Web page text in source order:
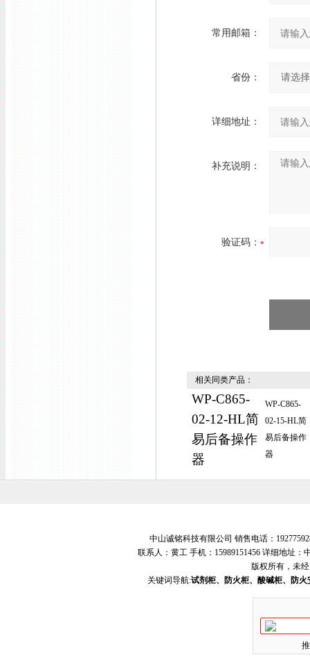
常用邮箱：
省份：
详细地址：
补充说明：
验证码：
相关同类产品：
WP-C865-
02-12-HL简
易后备操作
器
WP-C865-
02-15-HL简
易后备操作
器
中山诚铭科技有限公司 销售电话：
联系人：黄工 手机：15989151456 详细地址
版权所有，未
关键词导航:试剂柜、防火柜、酸碱柜、防